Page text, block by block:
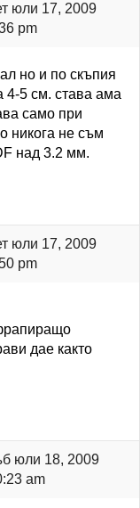
юли 17, 2009
pm
но и по скъпия
4-5 см. става ама
само при
никога не съм
над 3.2 мм.
юли 17, 2009
pm
дае както
юли 18, 2009
am